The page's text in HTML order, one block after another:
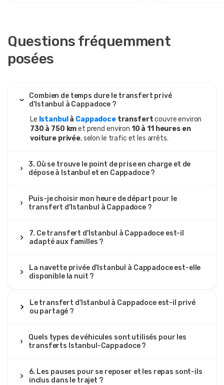
Questions fréquemment
posées
Combien de temps dure le transfert privé
d'Istanbul à Cappadoce ?
Le Istanbul à Cappadoce transfertcouvre environ
730 à 750 kmet prend environ 10 à 11 heures en
voiture privée, selon le trafic et les arrêts.
3. Où se trouve le point de prise en charge et de
dépose à Istanbul et en Cappadoce ?
Puis-je choisir mon heure de départ pour le
transfert d'Istanbul à Cappadoce ?
7. Ce transfert d'Istanbul à Cappadoce est-il
adapté aux familles ?
La navette privée d'Istanbul à Cappadoce est-elle
disponible la nuit ?
Le transfert d'Istanbul à Cappadoce est-il privé
ou partagé ?
Quels types de véhicules sont utilisés pour les
transferts Istanbul-Cappadoce ?
6. Les pauses pour se reposer et les repas sont-ils
inclus dans le trajet ?